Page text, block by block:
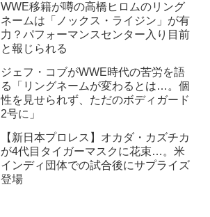
WWE移籍が噂の高橋ヒロムのリング
ネームは「ノックス・ライジン」が有
力？パフォーマンスセンター入り目前
と報じられる
ジェフ・コブがWWE時代の苦労を語
る「リングネームが変わるとは…。個
性を見せられず、ただのボディガード
2号に」
【新日本プロレス】オカダ・カズチカ
が4代目タイガーマスクに花束…。米
インディ団体での試合後にサプライズ
登場